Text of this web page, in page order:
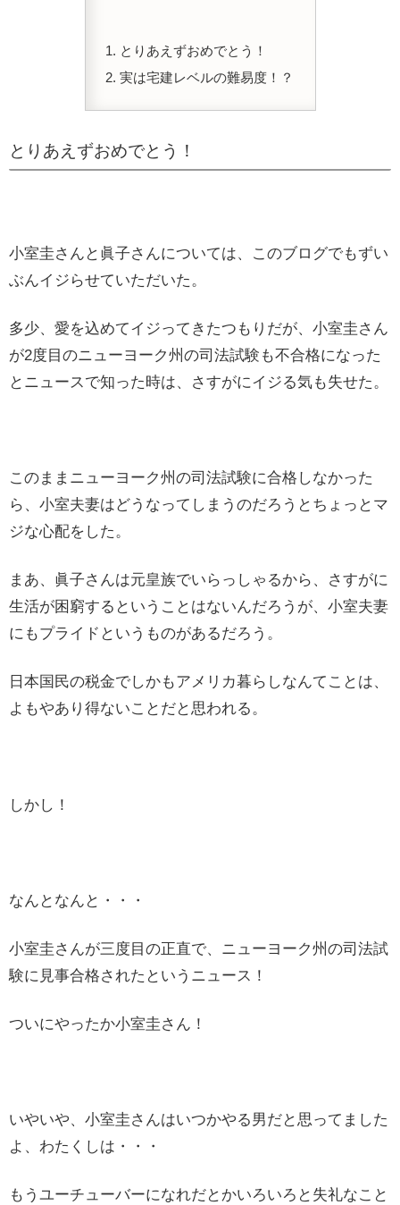
とりあえずおめでとう！
実は宅建レベルの難易度！？
とりあえずおめでとう！
小室圭さんと眞子さんについては、このブログでもずい
ぶんイジらせていただいた。
多少、愛を込めてイジってきたつもりだが、小室圭さん
が2度目のニューヨーク州の司法試験も不合格になった
とニュースで知った時は、さすがにイジる気も失せた。
このままニューヨーク州の司法試験に合格しなかった
ら、小室夫妻はどうなってしまうのだろうとちょっとマ
ジな心配をした。
まあ、眞子さんは元皇族でいらっしゃるから、さすがに
生活が困窮するということはないんだろうが、小室夫妻
にもプライドというものがあるだろう。
日本国民の税金でしかもアメリカ暮らしなんてことは、
よもやあり得ないことだと思われる。
しかし！
なんとなんと・・・
小室圭さんが三度目の正直で、ニューヨーク州の司法試
験に見事合格されたというニュース！
ついにやったか小室圭さん！
いやいや、小室圭さんはいつかやる男だと思ってました
よ、わたくしは・・・
もうユーチューバーになれだとかいろいろと失礼なこと